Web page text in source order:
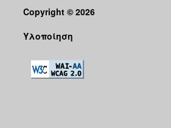
Copyright © 2026
Υλοποίηση